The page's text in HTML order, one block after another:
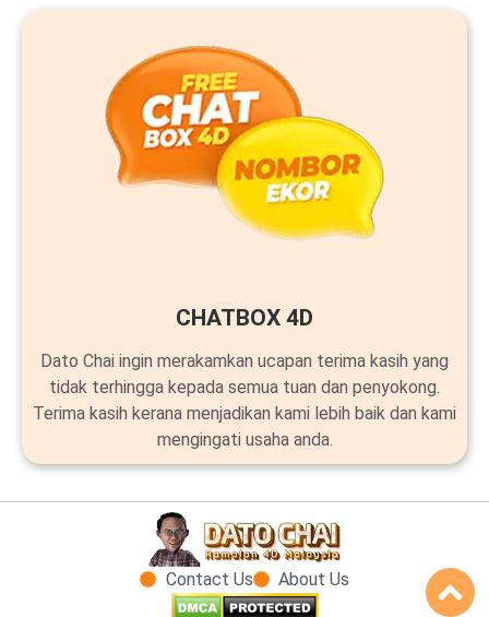
CHATBOX 4D
Dato Chai ingin merakamkan ucapan terima kasih yang
tidak terhingga kepada semua tuan dan penyokong.
Terima kasih kerana menjadikan kami lebih baik dan kami
mengingati usaha anda.
Contact Us About Us